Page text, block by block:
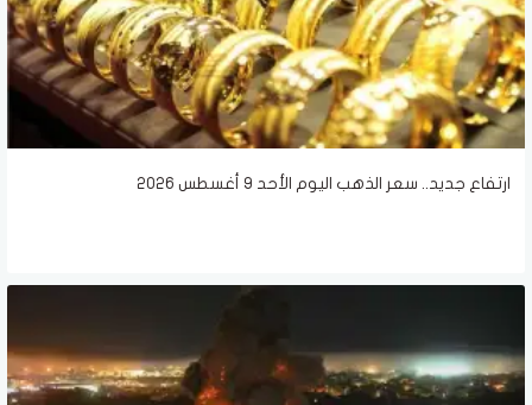
ارتفاع جديد.. سعر الذهب اليوم الأحد 9 أغسطس 2026